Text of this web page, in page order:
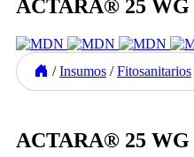
ACTARA® 25 WG
/ Insumos / Fitosanitarios
ACTARA® 25 WG